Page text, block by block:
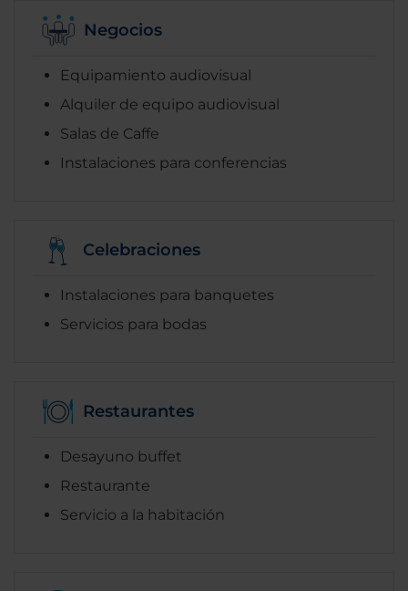
Negocios
Equipamiento audiovisual
Alquiler de equipo audiovisual
Salas de Caffe
Instalaciones para conferencias
Celebraciones
Instalaciones para banquetes
Servicios para bodas
Restaurantes
Desayuno buffet
Restaurante
Servicio a la habitación